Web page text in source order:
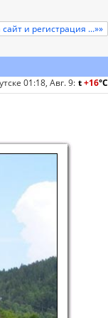
и регистрация ...»»
01:18, Авг. 9: t+16°C